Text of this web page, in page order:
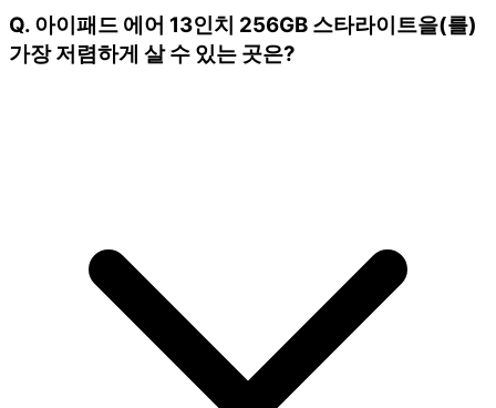
Q. 아이패드 에어 13인치 256GB 스타라이트을(를)
가장 저렴하게 살 수 있는 곳은?